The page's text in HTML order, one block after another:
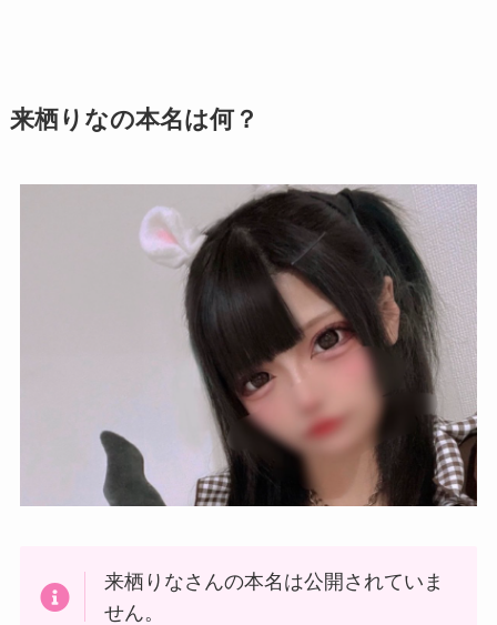
来栖りなの本名は何？
来栖りなさんの本名は公開されていま
せん。